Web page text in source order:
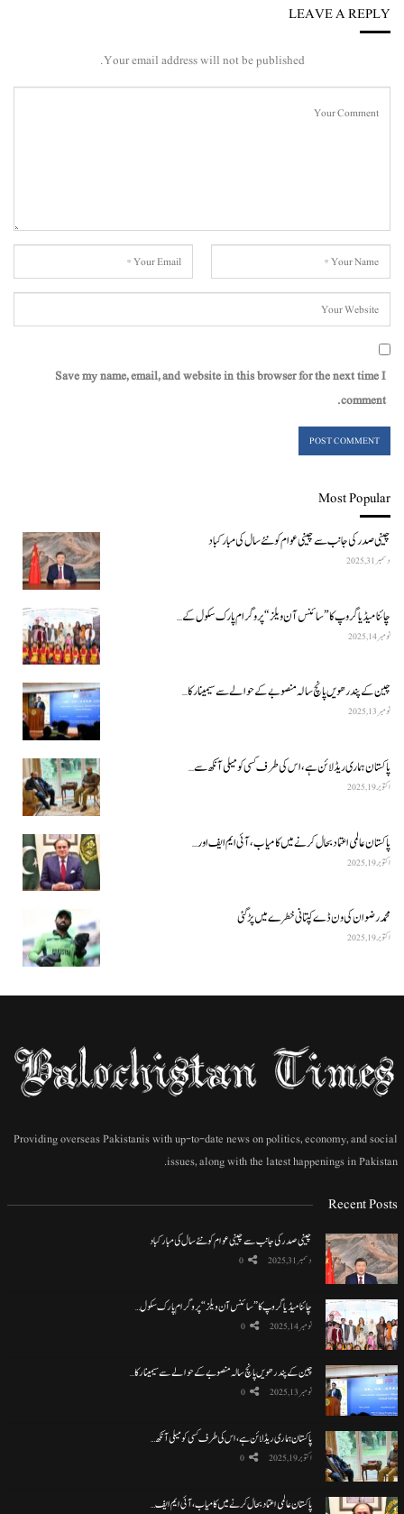
LEAVE A REPLY
Your email address will not be published.
Save my name, email, and website in this browser for the next time I
comment.
Most Popular
چینی صدر کی جانب سے چینی عوام کو نئے سال کی مبارکباد
دسمبر 31, 2025
چائنا میڈیا گروپ کا ”سائنس آن ویلز“ پروگرام پارک سکول کے…
نومبر 14, 2025
چین کے پندرھویں پانچ سالہ منصوبے کے حوالے سے سیمینار کا…
نومبر 13, 2025
پاکستان ہماری ریڈ لائن ہے، اس کی طرف کسی کو میلی آنکھ سے…
اکتوبر 19, 2025
پاکستان عالمی اعتماد بحال کرنے میں کامیاب، آئی ایم ایف اور…
اکتوبر 19, 2025
محمد رضوان کی ون ڈے کپتانی خطرے میں پڑ گئی
اکتوبر 19, 2025
Providing overseas Pakistanis with up-to-date news on politics, economy, and social
issues, along with the latest happenings in Pakistan.
Recent Posts
چینی صدر کی جانب سے چینی عوام کو نئے سال کی مبارکباد
دسمبر 31, 2025 0
چائنا میڈیا گروپ کا ”سائنس آن ویلز“ پروگرام پارک سکول…
نومبر 14, 2025 0
چین کے پندرھویں پانچ سالہ منصوبے کے حوالے سے سیمینار کا…
نومبر 13, 2025 0
پاکستان ہماری ریڈ لائن ہے، اس کی طرف کسی کو میلی آنکھ…
اکتوبر 19, 2025 0
پاکستان عالمی اعتماد بحال کرنے میں کامیاب، آئی ایم ایف…